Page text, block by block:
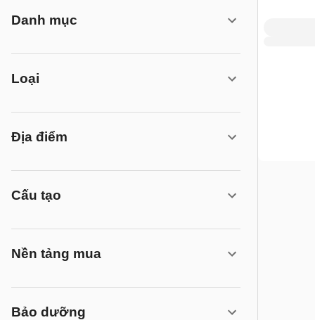
Danh mục
Loại
Địa điểm
Cấu tạo
Nền tảng mua
Bảo dưỡng